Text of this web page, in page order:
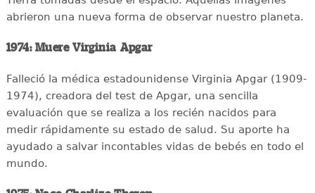
abrieron una nueva forma de observar nuestro planeta.
1974: Muere Virginia Apgar
Falleció la médica estadounidense Virginia Apgar (1909-
1974), creadora del test de Apgar, una sencilla
evaluación que se realiza a los recién nacidos para
medir rápidamente su estado de salud. Su aporte ha
ayudado a salvar incontables vidas de bebés en todo el
mundo.